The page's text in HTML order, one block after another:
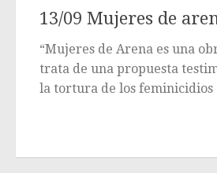
13/09 Mujeres de
“Mujeres de Arena es una
trata de una propuesta
la tortura de los feminicidios